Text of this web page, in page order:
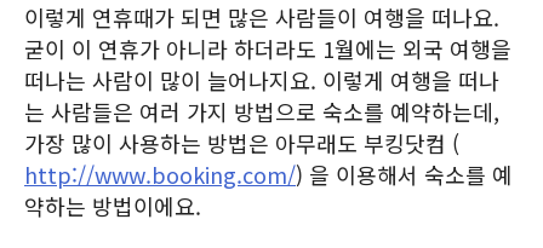
이렇게 연휴때가 되면 많은 사람들이 여행을 떠나요.
굳이 이 연휴가 아니라 하더라도 1월에는 외국 여행을
떠나는 사람이 많이 늘어나지요. 이렇게 여행을 떠나
는 사람들은 여러 가지 방법으로 숙소를 예약하는데,
가장 많이 사용하는 방법은 아무래도 부킹닷컴 (
http://www.booking.com/) 을 이용해서 숙소를 예
약하는 방법이에요.